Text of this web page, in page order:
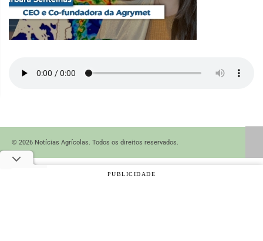
© 2026 Notícias Agrícolas. Todos os direitos reservados.
PUBLICIDADE